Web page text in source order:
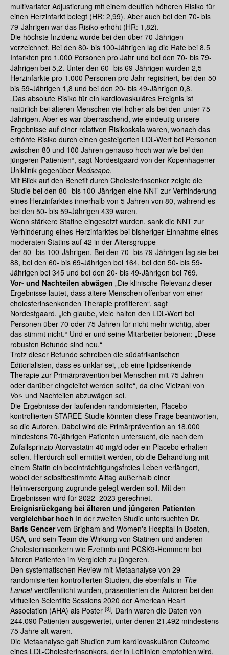
multivariater Adjustierung mit einem deutlich höheren Risiko für
einen Herzinfarkt belegt (HR: 2,99). Aber auch bei den 70- bis
79-Jährigen war das Risiko erhöht (HR: 1,82).
Die höchste Inzidenz wurde bei den über 70-Jährigen
verzeichnet. Bei den 80- bis 100-Jährigen lag die Rate bei 8,5
Infarkten pro 1.000 Personen pro Jahr und bei den 70- bis 79-
Jährigen bei 5,2. Unter den 60- bis 69-Jährigen wurden 2,5
Herzinfarkte pro 1.000 Personen pro Jahr registriert, bei den 50-
bis 59-Jährigen 1,8 und bei den 20- bis 49-Jährigen 0,8.
„Das absolute Risiko für ein kardiovaskuläres Ereignis ist
natürlich bei älteren Menschen viel höher als bei den unter 75-
Jährigen. Aber es war überraschend, wie eindeutig unsere
Ergebnisse auf einer relativen Risikoskala waren, wonach das
erhöhte Risiko durch einen gesteigerten LDL-Wert bei Personen
zwischen 80 und 100 Jahren genauso hoch war wie bei den
jüngeren Patienten“, sagt Nordestgaard von der Kopenhagener
Uniklinik gegenüber Medscape.
Mit Blick auf den Benefit durch Cholesterinsenker zeigte die
Studie bei den 80- bis 100-Jährigen eine NNT zur Verhinderung
eines Herzinfarktes innerhalb von 5 Jahren von 80, während es
bei den 50- bis 59-Jährigen 439 waren.
Wenn stärkere Statine eingesetzt wurden, sank die NNT zur
Verhinderung eines Herzinfarktes bei bisheriger Einnahme eines
moderaten Statins auf 42 in der Altersgruppe
der 80- bis 100-Jährigen. Bei den 70- bis 79-Jährigen lag sie bei
88, bei den 60- bis 69-Jährigen bei 164, bei den 50- bis 59-
Jährigen bei 345 und bei den 20- bis 49-Jährigen bei 769.
Vor- und Nachteilen abwägen „Die klinische Relevanz dieser
Ergebnisse lautet, dass ältere Menschen offenbar von einer
cholesterinsenkenden Therapie profitieren“, sagt
Nordestgaard. „Ich glaube, viele halten den LDL-Wert bei
Personen über 70 oder 75 Jahren für nicht mehr wichtig, aber
das stimmt nicht.“ Und er und seine Mitarbeiter betonen: „Diese
robusten Befunde sind neu.“
Trotz dieser Befunde schreiben die südafrikanischen
Editorialisten, dass es unklar sei, „ob eine lipidsenkende
Therapie zur Primärprävention bei Menschen mit 75 Jahren
oder darüber eingeleitet werden sollte“, da eine Vielzahl von
Vor- und Nachteilen abzuwägen sei.
Die Ergebnisse der laufenden randomisierten, Placebo-
kontrollierten STAREE-Studie könnten diese Frage beantworten,
so die Autoren. Dabei wird die Primärprävention an 18.000
mindestens 70-jährigen Patienten untersucht, die nach dem
Zufallsprinzip Atorvastatin 40 mg/d oder ein Placebo erhalten
sollen. Hierdurch soll ermittelt werden, ob die Behandlung mit
einem Statin ein beeinträchtigungsfreies Leben verlängert,
wobei der selbstbestimmte Alltag außerhalb einer
Heimversorgung zugrunde gelegt werden soll. Mit den
Ergebnissen wird für 2022–2023 gerechnet.
Ereignisrückgang bei älteren und jüngeren Patienten
vergleichbar hoch In der zweiten Studie untersuchten Dr.
Baris Gencervom Brigham and Women's Hospital in Boston,
USA, und sein Team die Wirkung von Statinen und anderen
Cholesterinsenkern wie Ezetimib und PCSK9-Hemmern bei
älteren Patienten im Vergleich zu jüngeren.
Den systematischen Review mit Metaanalyse von 29
randomisierten kontrollierten Studien, die ebenfalls in The
Lancetveröffentlicht wurden, präsentierten die Autoren bei den
virtuellen Scientific Sessions 2020 der American Heart
Association (AHA) als Poster [3]. Darin waren die Daten von
244.090 Patienten ausgewertet, unter denen 21.492 mindestens
75 Jahre alt waren.
Die Metaanalyse galt Studien zum kardiovaskulären Outcome
eines LDL-Cholesterinsenkers, der in Leitlinien empfohlen wird,